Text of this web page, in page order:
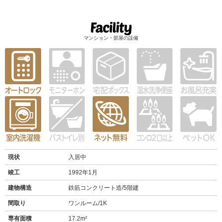
マンション・部屋の設備
現状 入居中
竣工 1992年1月
建物構造 鉄筋コンクリート造/5階建
間取り ワンルーム/1K
専有面積 17.2m²